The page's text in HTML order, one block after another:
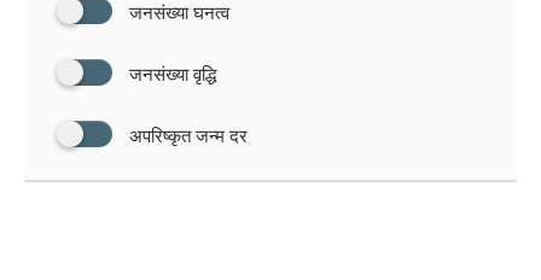
जनसंख्या घनत्व
जनसंख्या वृद्धि
अपरिष्कृत जन्म दर